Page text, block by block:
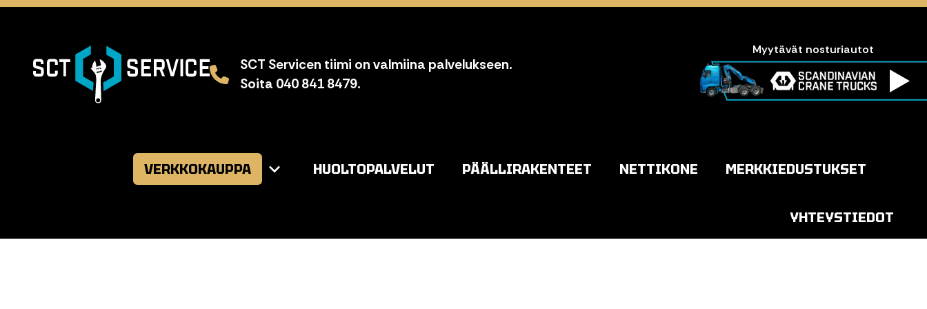
SCT Servicen tiimi on valmiina palvelukseen.
Soita 040 841 8479.
Myytävät nosturiautot
VERKKOKAUPPA HUOLTOPALVELUT PÄÄLLIRAKENTEET NETTIKONE MERKKIEDUSTUKSET
YHTEYSTIEDOT